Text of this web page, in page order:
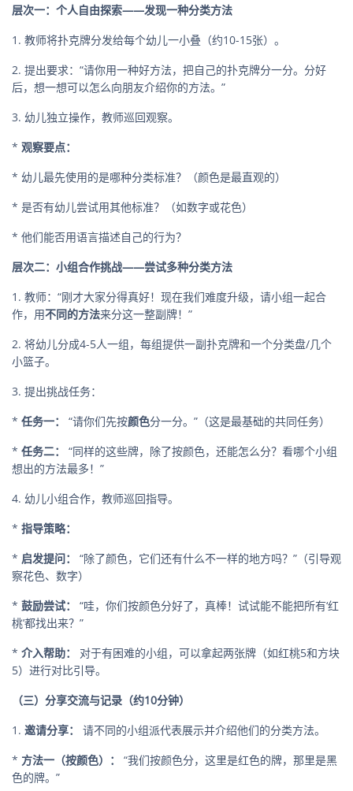
层次一：个人自由探索——发现一种分类方法
1. 教师将扑克牌分发给每个幼儿一小叠（约10-15张）。
2. 提出要求：“请你用一种好方法，把自己的扑克牌分一分。分好
后，想一想可以怎么向朋友介绍你的方法。”
3. 幼儿独立操作，教师巡回观察。
* 观察要点：
* 幼儿最先使用的是哪种分类标准？（颜色是最直观的）
* 是否有幼儿尝试用其他标准？（如数字或花色）
* 他们能否用语言描述自己的行为？
层次二：小组合作挑战——尝试多种分类方法
1. 教师：“刚才大家分得真好！现在我们难度升级，请小组一起合
作，用不同的方法来分这一整副牌！”
2. 将幼儿分成4-5人一组，每组提供一副扑克牌和一个分类盘/几个
小篮子。
3. 提出挑战任务：
* 任务一： “请你们先按颜色分一分。”（这是最基础的共同任务）
* 任务二：
“同样的这些牌，除了按颜色，还能怎么分？看哪个小组
想出的方法最多！”
4. 幼儿小组合作，教师巡回指导。
* 指导策略：
* 启发提问：
“除了颜色，它们还有什么不一样的地方吗？”（引导观
察花色、数字）
* 鼓励尝试：
“哇，你们按颜色分好了，真棒！试试能不能把所有‘红
桃’都找出来？”
* 介入帮助：
对于有困难的小组，可以拿起两张牌（如红桃5和方块
5）进行对比引导。
（三）分享交流与记录（约10分钟）
1. 邀请分享：
请不同的小组派代表展示并介绍他们的分类方法。
* 方法一（按颜色）：
“我们按颜色分，这里是红色的牌，那里是黑
色的牌。”